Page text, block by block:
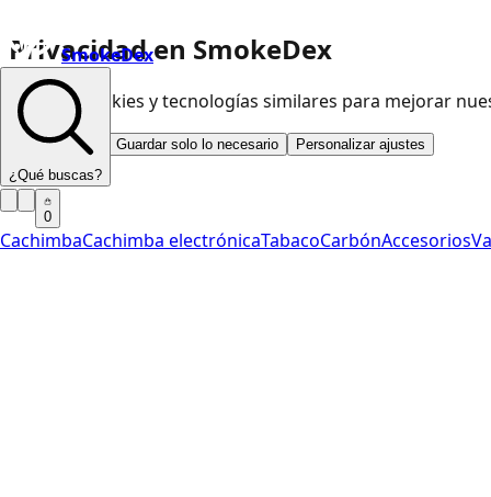
Privacidad en SmokeDex
Usamos cookies y tecnologías similares para mejorar
Aceptar todo Guardar solo lo necesario Personalizar ajustes
SmokeDex
¿Qué buscas?
0
CachimbaCachimba electrónicaTabacoCarbónAccesorios